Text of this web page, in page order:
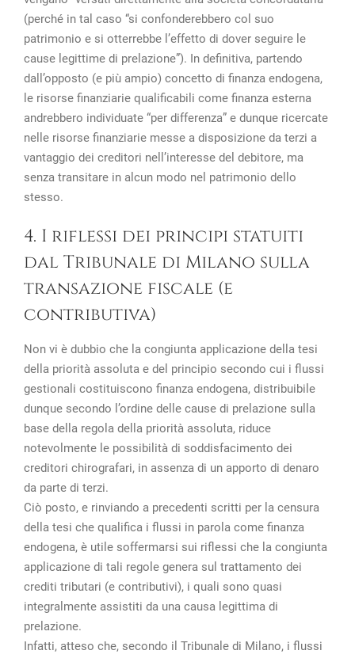
(perché in tal caso “si confonderebbero col suo
patrimonio e si otterrebbe l’effetto di dover seguire le
cause legittime di prelazione”). In definitiva, partendo
dall’opposto (e più ampio) concetto di finanza endogena,
le risorse finanziarie qualificabili come finanza esterna
andrebbero individuate “per differenza” e dunque ricercate
nelle risorse finanziarie messe a disposizione da terzi a
vantaggio dei creditori nell’interesse del debitore, ma
senza transitare in alcun modo nel patrimonio dello
stesso.
4. I riflessi dei principi statuiti
dal Tribunale di Milano sulla
transazione fiscale (e
contributiva)
Non vi è dubbio che la congiunta applicazione della tesi
della priorità assoluta e del principio secondo cui i flussi
gestionali costituiscono finanza endogena, distribuibile
dunque secondo l’ordine delle cause di prelazione sulla
base della regola della priorità assoluta, riduce
notevolmente le possibilità di soddisfacimento dei
creditori chirografari, in assenza di un apporto di denaro
da parte di terzi.
Ciò posto, e rinviando a precedenti scritti per la censura
della tesi che qualifica i flussi in parola come finanza
endogena, è utile soffermarsi sui riflessi che la congiunta
applicazione di tali regole genera sul trattamento dei
crediti tributari (e contributivi), i quali sono quasi
integralmente assistiti da una causa legittima di
prelazione.
Infatti, atteso che, secondo il Tribunale di Milano, i flussi